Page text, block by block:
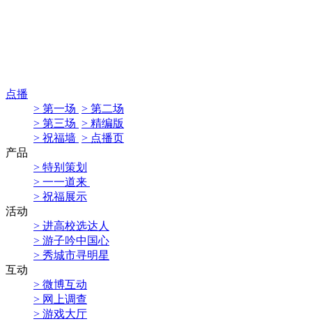
点播
> 第一场 > 第二场
> 第三场 > 精编版
> 祝福墙 > 点播页
产品
> 特别策划
> 一一道来
> 祝福展示
活动
> 进高校选达人
> 游子吟中国心
> 秀城市寻明星
互动
> 微博互动
> 网上调查
> 游戏大厅